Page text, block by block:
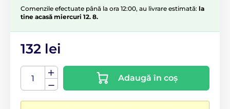
Comenzile efectuate până la ora 12:00, au livrare estimată: la
tine acasă miercuri 12. 8.
132 lei
Adaugă în coș